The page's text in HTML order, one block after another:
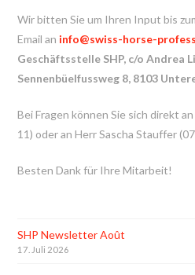
Wir bitten Sie um Ihren Input bis
Email an info@swiss-horse-
Geschäftsstelle SHP, c/o Andrea
Sennenbüelfussweg 8, 8103
Bei Fragen können Sie sich direkt
11) oder an Herr Sascha Stauffer
Besten Dank für Ihre Mitarbeit!
SHP Newsletter Août
17. Juli 2026